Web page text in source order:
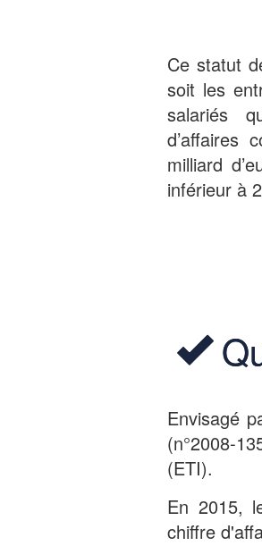
Ce statut
soit les
salariés
d’affaires
milliard
inférieur à
Envisagé
(n°2008-
(ETI).
En 2015,
chiffre